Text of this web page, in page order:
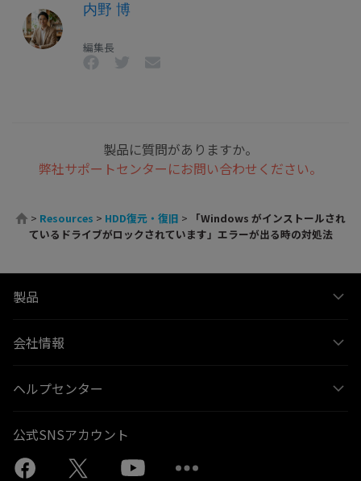
内野 博
編集長
製品に質問がありますか。
弊社サポートセンターにお問い合わせください。
> Resources > HDD復元・復旧 >
「Windows がインストールされ
ているドライブがロックされています」エラーが出る時の対処法
製品
会社情報
ヘルプセンター
公式SNSアカウント